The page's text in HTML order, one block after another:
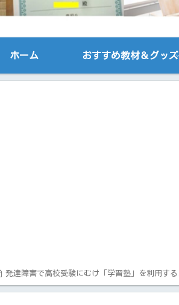
ホーム おすすめ教材＆グッズ
発達障害で高校受験にむけ「学習塾」を利用す